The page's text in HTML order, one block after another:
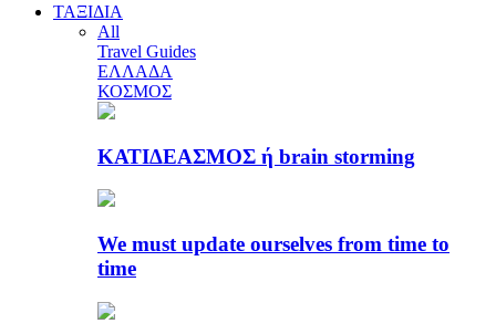
ΤΑΞΙΔΙΑ
All
Travel Guides
ΕΛΛΑΔΑ
ΚΟΣΜΟΣ
ΚΑΤΙΔΕΑΣΜΟΣ ή brain storming
We must update ourselves from time to
time